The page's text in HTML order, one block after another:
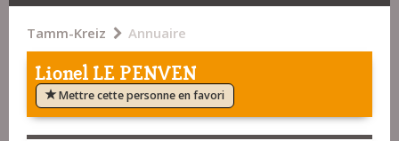
Tamm-Kreiz Annuaire
Lionel LE PENVEN
Mettre cette personne en favori